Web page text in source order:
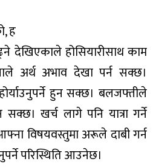
ह
देखिएकाले होसियारीसाथ काम
अर्थ अभाव देखा पर्न सक्छ।
हुन सक्छ। बलजफ्तीले
सक्छ। खर्च लागे पनि यात्रा गर्ने
विषयवस्तुमा अरूले दाबी गर्न
परिस्थिति आउनेछ।